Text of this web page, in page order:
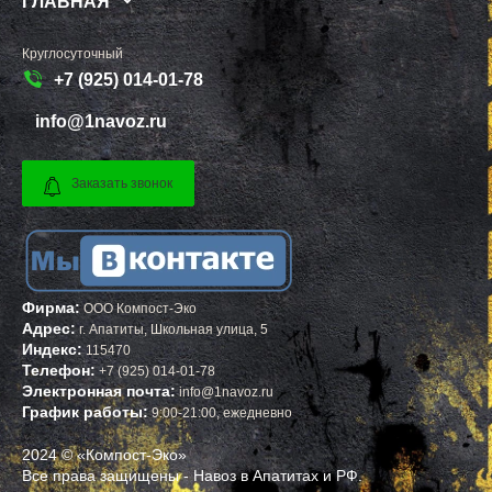
РОГАЧЕВО
РОГОЗИНО
РОДНИКИ
РОЖДЕСТВЕНО
РОШАЛЬ
РУБЛЕВО
РУЗА
РЯЗАНОВСКИЙ
СВЕРДЛОВСКИЙ
СЕВЕРНЫЙ
СЕЛО ЯМ
СЕЛЯТИНО
СЕРГИЕВ ПОСАД
СЕРЕБРЯНЫЕ ПРУДЫ
СЕРПУХОВ
СКОРОПУСКОВСКИЙ
СНЕГИРИ
СОЛНЕЧНОГОРСК
СОЛНЦЕВО
СОФРИНО
СОФЬИНО
СТАРАЯ КУПАВНА
СТАРБЕЕВО
СТАРЫЙ ГОРОДОК
СТОЛБОВАЯ
СТУПИНО
СХОДНЯ
СЫЧЕВО
ЧИСТОПОЛЬ
ЕФРЕМОВ
ЧЕРНЯХОВСК
ЛЕРМОНТОВ
ТОРЖОК
ШУМЕРЛЯ
ЛЕНИНСК
ШУЯ
ТУЛУН
ЧЕРЕМХОВО
ПРОХЛАДНЫЙ
МЕЖДУРЕЧЕНСК
КИРОВО ЧЕПЕЦК
БЕЛАЯ КАЛИТВА
КАСИМОВ
МОЖГА
КЫШТЫМ
СТРУНИНО
МАЙСКИЙ
АРСЕНЬЕВ
ПОЛЕВСКОЙ
КИМОВСК
ДАГЕСТАНСКИЕ ОГНИ
ЗАВОЛЖЬЕ
ЖИГУЛЕВСК
НЕФТЕГОРСК
КРАСНОУФИМСК
ТУТАЕВ
Круглосуточный
+7 (925) 014-01-78
info@1navoz.ru
Заказать звонок
Фирма: ООО Компост-Эко
Адрес:г. Апатиты, Школьная улица, 5
Индекс: 115470
Телефон: +7 (925) 014-01-78
Электронная почта: info@1navoz.ru
График работы:9:00-21:00, ежедневно
2024 © «Компост-Эко»
Все права защищены - Навоз в Апатитах и РФ.